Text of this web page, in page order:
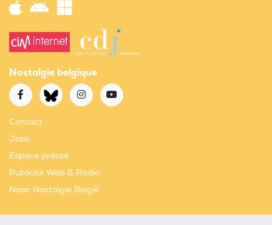
Nostalgie belgique
Contact
Jobs
Espace presse
Publicité Web & Radio
Naar Nostalgie België